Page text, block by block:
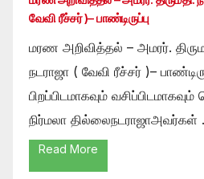
வேவி ரீச்சர் )– பாண்டிருப்பு
மரண அறிவித்தல் – அமரர்.
நடராஜா ( வேவி ரீச்சர் )–
பிறப்பிடமாகவும்
நிர்மலா தில்லைநடராஜாஅவர்கள்
Read More